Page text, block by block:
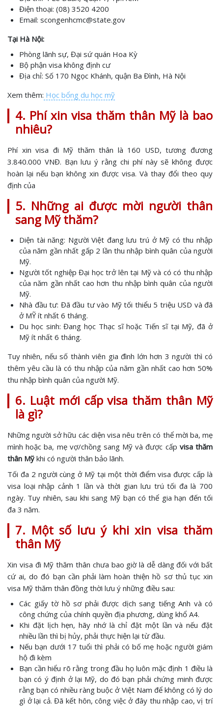
Điện thoại: (08) 3520 4200
Email: scongenhcmc@state.gov
Tại Hà Nội:
Phòng lãnh sự, Đại sứ quán Hoa Kỳ
Bộ phận visa không định cư
Địa chỉ: Số 170 Ngọc Khánh, quận Ba Đình, Hà Nội
Xem thêm: Học bổng du học mỹ
4. Phí xin visa thăm thân Mỹ là bao
nhiêu?
Phí xin visa đi Mỹ thăm thân là 160 USD, tương đương
3.840.000 VNĐ. Bạn lưu ý rằng chi phí này sẽ không được
hoàn lại nếu bạn không xin được visa. Và thay đổi theo quy
định của
5. Những ai được mời người thân
sang Mỹ thăm?
Diện tài năng: Người Việt đang lưu trú ở Mỹ có thu nhập
của năm gần nhất gấp 2 lần thu nhập bình quân của người
Mỹ.
Người tốt nghiệp Đại học trở lên tại Mỹ và có có thu nhập
của năm gần nhất cao hơn thu nhập bình quân của người
Mỹ.
Nhà đầu tư: Đã đầu tư vào Mỹ tối thiểu 5 triệu USD và đã
ở MỸ ít nhất 6 tháng.
Du học sinh: Đang học Thạc sĩ hoặc Tiến sĩ tại Mỹ, đã ở
Mỹ ít nhất 6 tháng.
Tuy nhiên, nếu số thành viên gia đình lớn hơn 3 người thì có
thêm yêu cầu là có thu nhập của năm gần nhất cao hơn 50%
thu nhập bình quân của người Mỹ.
6. Luật mới cấp visa thăm thân Mỹ
là gì?
Những người sở hữu các diện visa nêu trên có thể mời ba, mẹ
mình hoặc ba, mẹ vợ/chồng sang Mỹ và được cấp visa thăm
thân Mỹ khi có người thân bảo lãnh.
Tối đa 2 người cùng ở Mỹ tại một thời điểm visa được cấp là
visa loại nhập cảnh 1 lần và thời gian lưu trú tối đa là 700
ngày. Tuy nhiên, sau khi sang Mỹ bạn có thể gia hạn đến tối
đa 3 năm.
7. Một số lưu ý khi xin visa thăm
thân Mỹ
Xin visa đi Mỹ thăm thân chưa bao giờ là dễ dàng đối với bất
cứ ai, do đó bạn cần phải làm hoàn thiện hồ sơ thủ tục xin
visa Mỹ thăm thân đồng thời lưu ý những điều sau:
Các giấy tờ hồ sơ phải được dịch sang tiếng Anh và có
công chứng của chính quyền địa phương, dùng khổ A4.
Khi đặt lịch hẹn, hãy nhớ là chỉ đặt một lần và nếu đặt
nhiều lần thì bị hủy, phải thực hiện lại từ đầu.
Nếu bạn dưới 17 tuổi thì phải có bố mẹ hoặc người giám
hộ đi kèm
Bạn cần hiểu rõ rằng trong đầu họ luôn mặc định 1 điều là
bạn có ý định ở lại Mỹ, do đó bạn phải chứng minh được
rằng bạn có nhiều ràng buộc ở Việt Nam để không có lý do
gì ở lại cả. Đã kết hôn, công việc ở đây thu nhập cao, vị trí